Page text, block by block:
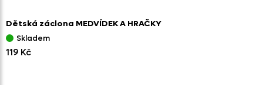
Dětská záclona MEDVÍDEK A HRAČKY
Skladem
119 Kč